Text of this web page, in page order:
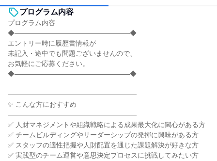
プログラム内容
プログラム内容
◆―――――――――――――――――◆
エントリー時に履歴書情報が
未記入・途中でも問題ございませんので、
お気軽にご応募ください。
◆―――――――――――――――――◆
―――――――――――――――――――
✨ こんな方におすすめ
―――――――――――――――――――
✅ 人財マネジメントや組織戦略による成果最大化に関心がある方
✅ チームビルディングやリーダーシップの発揮に興味がある方
✅ スタッフの適性把握や人財配置を通じた課題解決が好きな方
✅ 実践型のチーム運営や意思決定プロセスに挑戦してみたい方